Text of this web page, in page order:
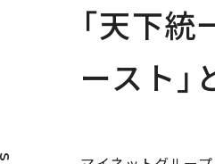
「天下
ースト